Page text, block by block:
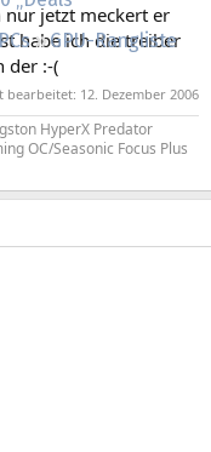
GPU-Rangliste
jetzt meckert er
habe ich die treiber
der :-(
bearbeitet: 12. Dezember 2006
HyperX Predator
OC/Seasonic Focus Plus